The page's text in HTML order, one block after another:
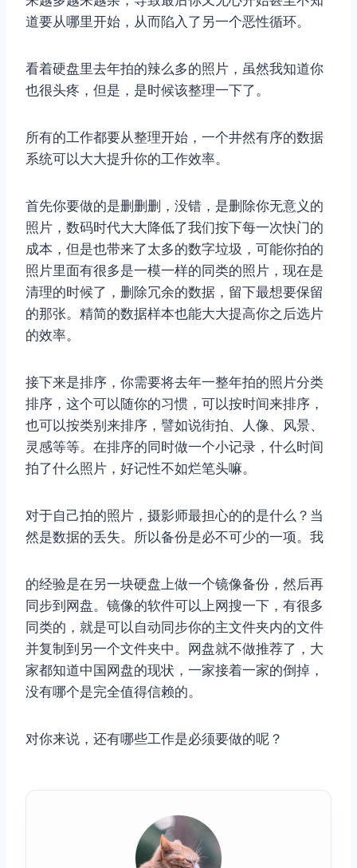
道要从哪里开始，从而陷入了另一个恶性循环。
看着硬盘里去年拍的辣么多的照片，虽然我知道你
也很头疼，但是，是时候该整理一下了。
所有的工作都要从整理开始，一个井然有序的数据
系统可以大大提升你的工作效率。
首先你要做的是删删删，没错，是删除你无意义的
照片，数码时代大大降低了我们按下每一次快门的
成本，但是也带来了太多的数字垃圾，可能你拍的
照片里面有很多是一模一样的同类的照片，现在是
清理的时候了，删除冗余的数据，留下最想要保留
的那张。精简的数据样本也能大大提高你之后选片
的效率。
接下来是排序，你需要将去年一整年拍的照片分类
排序，这个可以随你的习惯，可以按时间来排序，
也可以按类别来排序，譬如说街拍、人像、风景、
灵感等等。在排序的同时做一个小记录，什么时间
拍了什么照片，好记性不如烂笔头嘛。
对于自己拍的照片，摄影师最担心的的是什么？当
然是数据的丢失。所以备份是必不可少的一项。我
的经验是在另一块硬盘上做一个镜像备份，然后再
同步到网盘。镜像的软件可以上网搜一下，有很多
同类的，就是可以自动同步你的主文件夹内的文件
并复制到另一个文件夹中。网盘就不做推荐了，大
家都知道中国网盘的现状，一家接着一家的倒掉，
没有哪个是完全值得信赖的。
对你来说，还有哪些工作是必须要做的呢？